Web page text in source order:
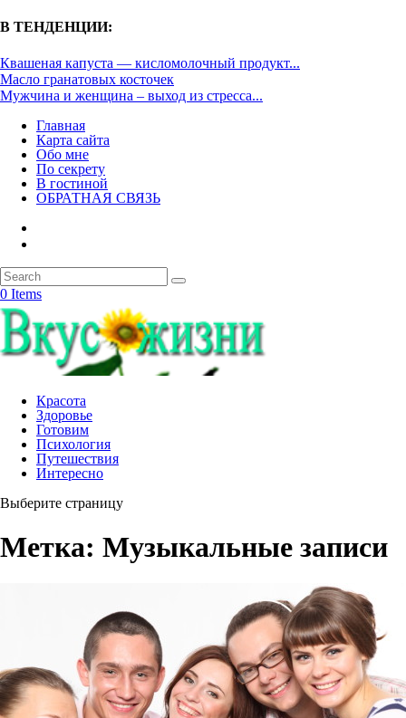
В ТЕНДЕНЦИИ:
Квашеная капуста — кисломолочный продукт...
Масло гранатовых косточек
Мужчина и женщина – выход из стресса...
Главная
Карта сайта
Обо мне
По секрету
В гостиной
ОБРАТНАЯ СВЯЗЬ
0 Items
Красота
Здоровье
Готовим
Психология
Путешествия
Интересно
Выберите страницу
Метка: Музыкальные записи